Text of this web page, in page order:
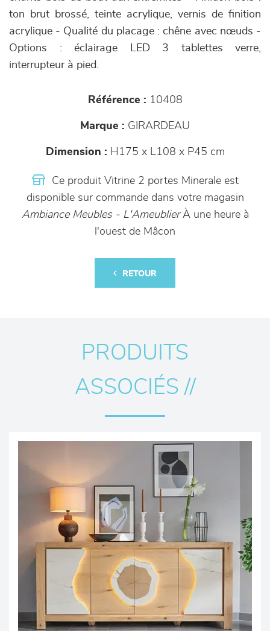
ton brut brossé, teinte acrylique, vernis de finition
acrylique - Qualité du placage : chêne avec nœuds -
Options : éclairage LED 3 tablettes verre,
interrupteur à pied.
Référence : 10408
Marque : GIRARDEAU
Dimension : H175 x L108 x P45 cm
Ce produit Vitrine 2 portes Minerale est
disponible sur commande dans votre magasin
Ambiance Meubles - L'AmeublierÀ une heure à
l'ouest de Mâcon
RETOUR
PRODUITS
ASSOCIÉS //